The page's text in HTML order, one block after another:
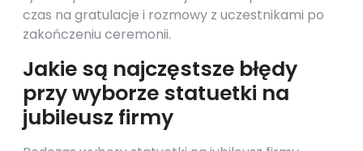
czas na gratulacje i rozmowy z uczestnikami po
zakończeniu ceremonii.
Jakie są najczęstsze błędy
przy wyborze statuetki na
jubileusz firmy